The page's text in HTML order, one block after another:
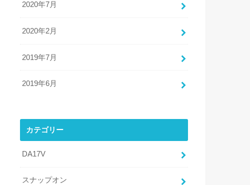
2020年7月
2020年2月
2019年7月
2019年6月
カテゴリー
DA17V
スナップオン